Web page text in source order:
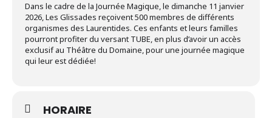
Dans le cadre de la Journée Magique, le dimanche 11 janvier
2026, Les Glissades reçoivent 500 membres de différents
organismes des Laurentides. Ces enfants et leurs familles
pourront profiter du versant TUBE, en plus d’avoir un accès
exclusif au Théâtre du Domaine, pour une journée magique
qui leur est dédiée!
HORAIRE